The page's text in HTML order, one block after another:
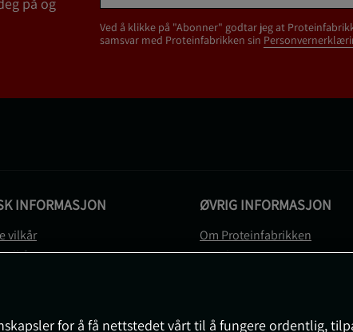
Ved å klikke på "Abonner" godtar jeg at
samsvar med Proteinfabrikken sin
INFORMASJON
vilkår
ØVRIG INFORMASJON
Om Proteinfabrikken
Gavekort
for å få nettstedet vårt til å fungere ordentlig,